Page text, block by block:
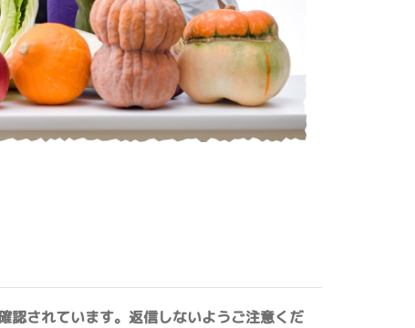
認されています。返信しないようご注意くだ